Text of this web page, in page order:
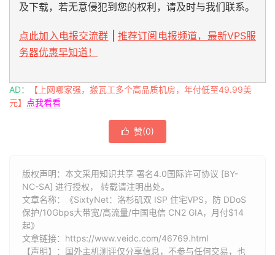
及下载，若无意侵犯到您的权利，请及时与我们联系。
点此加入电报交流群
推荐订阅电报频道，最新VPS服
务器优惠早知道！
AD：
【上网哪家强，搬瓦工多个高品质机房，年付低至49.99美
元】
点我看看
 赞(0)
版权声明：本文采用知识共享 署名4.0国际许可协议 [BY-
NC-SA] 进行授权， 转载请注明出处。
文章名称：《SixtyNet：洛杉矶双 ISP 住宅VPS，防 DDoS
保护/10Gbps大带宽/高流量/中国电信 CN2 GIA，月付$14
起》
文章链接： https://www.veidc.com/46769.html
【声明】：国外主机测评仅分享信息，不参与任何交易，也